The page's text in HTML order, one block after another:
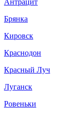
Брянка
Кировск
Краснодон
Красный Луч
Луганск
Ровеньки